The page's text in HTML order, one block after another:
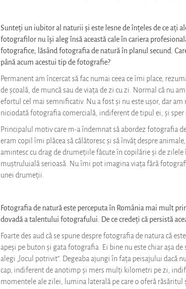
Sunteți un iubitor al naturii și este lesne de înțeles de ce ați
fotografilor nu își aleg însă această cale în cariera
fotografice, lăsând fotografia de natură în planul secund.
până acum acestui tip de fotografie?
Permanent am încercat să fac numai ceea ce îmi place,
de școală, de muncă sau de viața de zi cu zi. Normal că nu
efortul cel mai semnificativ. Nu a fost și nu este ușor, dar
niciodată fotografia comercială, indiferent de tipul ei, și sper
Principalul motiv care m-a îndemnat să abordez fotografia
eram copil îmi plăcea să călătoresc și să învăț despre
amintesc cu drag de drumețiile făcute în copilărie și de
muștruluială serioasă. Nu îmi pot imagina viața fără
unei drumeții.
Fotografia de natură este perceputa în România mai mult
dovadă a talentului fotografului. De ce credeți că persistă
Foarte des aud că se spune despre fotografia de natura că
apeși pe buton și gata fotografia. Ei bine nu este chiar așa
alegi „locul potrivit”. Degeaba ajungi în fața peisajului dacă
cap, indiferent de anotimp și mers mulți kilometri pe zi,
momentele ale zilei, lumina laterală pe care o oferă